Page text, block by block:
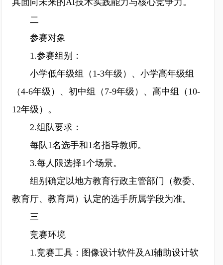
其面向未来的AI技术实践能力与核心竞争力。
二
参赛对象
1.参赛组别：
小学低年级组（1-3年级）、小学高年级组
（4-6年级）、初中组（7-9年级）、高中组（10-
12年级）。
2.组队要求：
每队1名选手和1名指导教师。
3.每人限选择1个场景。
组别确定以地方教育行政主管部门（教委、
教育厅、教育局）认定的选手所属学段为准。
三
竞赛环境
1.竞赛工具：图像设计软件及AI辅助设计软